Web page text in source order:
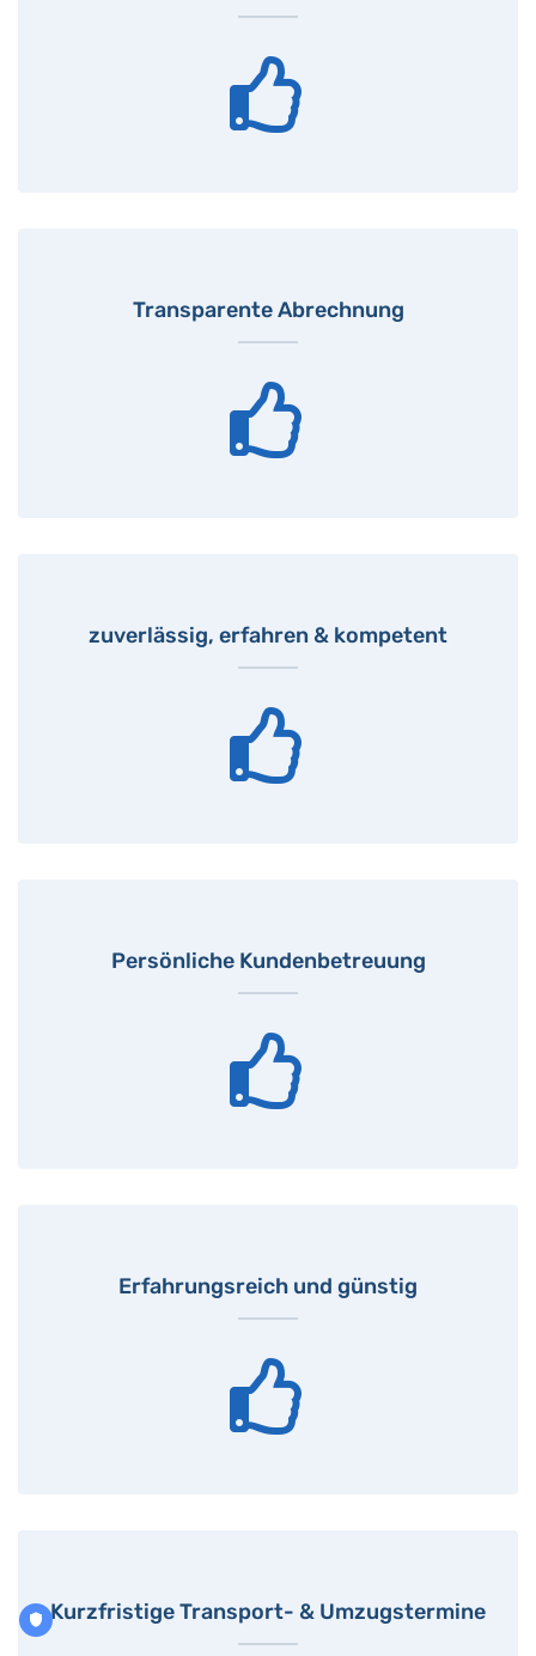
Transparente Abrechnung
zuverlässig, erfahren & kompetent
Persönliche Kundenbetreuung
Erfahrungsreich und günstig
Kurzfristige Transport- & Umzugstermine